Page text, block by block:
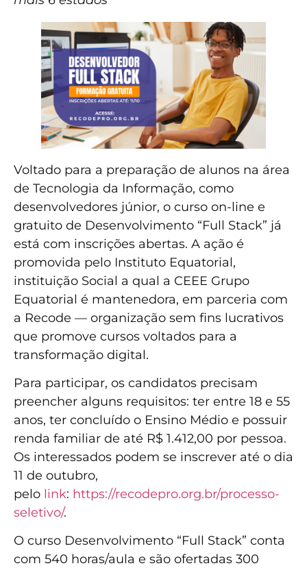
Voltado para a preparação de alunos na área
de Tecnologia da Informação, como
desenvolvedores júnior, o curso on-line e
gratuito de Desenvolvimento “Full Stack” já
está com inscrições abertas. A ação é
promovida pelo Instituto Equatorial,
instituição Social a qual a CEEE Grupo
Equatorial é mantenedora, em parceria com
a Recode — organização sem fins lucrativos
que promove cursos voltados para a
transformação digital.
Para participar, os candidatos precisam
preencher alguns requisitos: ter entre 18 e 55
anos, ter concluído o Ensino Médio e possuir
renda familiar de até R$ 1.412,00 por pessoa.
Os interessados podem se inscrever até o dia
11 de outubro,
pelo link: https://recodepro.org.br/processo-
seletivo/.
O curso Desenvolvimento “Full Stack” conta
com 540 horas/aula e são ofertadas 300